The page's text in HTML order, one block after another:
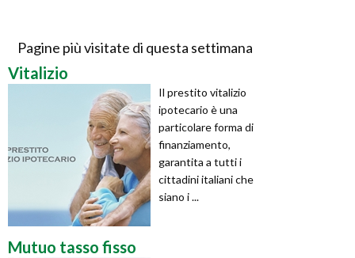
Pagine più visitate di questa settimana
Vitalizio
Il prestito vitalizio
ipotecario è una
particolare forma di
finanziamento,
garantita a tutti i
cittadini italiani che
siano i ...
Mutuo tasso fisso